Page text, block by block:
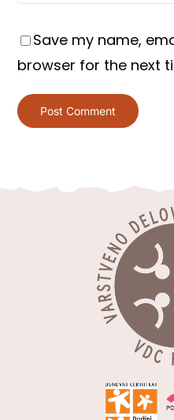
Save my name,
browser for the next